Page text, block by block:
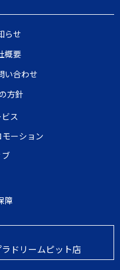
らせ
概要
い合わせ
方針
ス
ーション
障
ドリームピット店